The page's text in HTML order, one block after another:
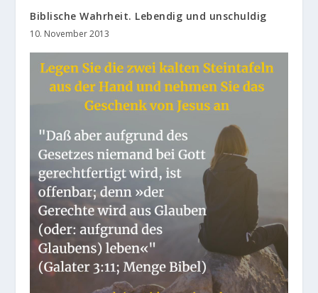
Biblische Wahrheit. Lebendig und unschuldig
10. November 2013